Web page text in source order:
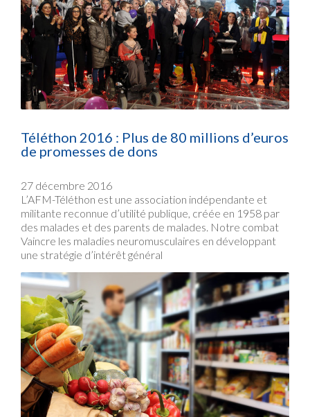
Téléthon 2016 : Plus de 80 millions d’euros
de promesses de dons
27 décembre 2016
L’AFM-Téléthon est une association indépendante et
militante reconnue d’utilité publique, créée en 1958 par
des malades et des parents de malades. Notre combat
Vaincre les maladies neuromusculaires en développant
une stratégie d’intérêt général